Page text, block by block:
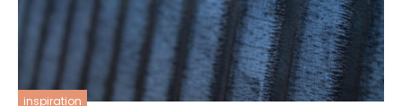
inspiration